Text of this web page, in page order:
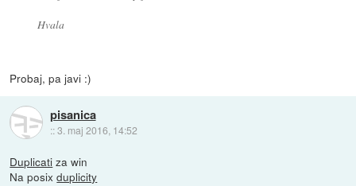
Hvala
Probaj, pa javi :)
pisanica
::3. maj 2016, 14:52
Duplicati za win
Na posixduplicity